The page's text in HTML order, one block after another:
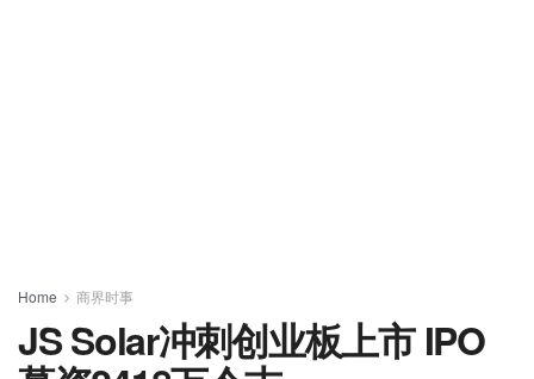
Home 商界时事
JS Solar冲刺创业板上市 IPO